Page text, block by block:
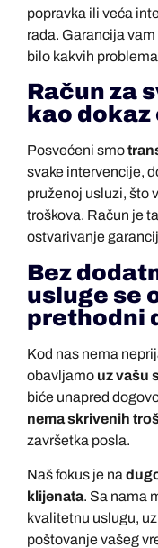
popravka ili veća
rada. Garancija
bilo kakvih
Račun za
kao
Posvećeni smo
svake intervencije,
pruženoj usluzi, što
troškova. Račun je
ostvarivanje
Bez
usluge se
prethodni
Kod nas nema
obavljamo uz vašu
biće unapred
nema skrivenih
završetka posla.
Naš fokus je na
klijenata. Sa nama
kvalitetnu uslugu,
poštovanje vašeg